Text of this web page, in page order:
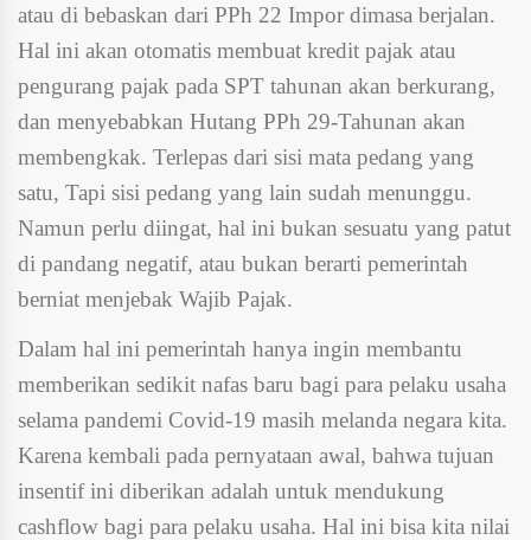
atau di bebaskan dari PPh 22 Impor dimasa berjalan.
Hal ini akan otomatis membuat kredit pajak atau
pengurang pajak pada SPT tahunan akan berkurang,
dan menyebabkan Hutang PPh 29-Tahunan akan
membengkak. Terlepas dari sisi mata pedang yang
satu, Tapi sisi pedang yang lain sudah menunggu.
Namun perlu diingat, hal ini bukan sesuatu yang patut
di pandang negatif, atau bukan berarti pemerintah
berniat menjebak Wajib Pajak.
Dalam hal ini pemerintah hanya ingin membantu
memberikan sedikit nafas baru bagi para pelaku usaha
selama pandemi Covid-19 masih melanda negara kita.
Karena kembali pada pernyataan awal, bahwa tujuan
insentif ini diberikan adalah untuk mendukung
cashflow bagi para pelaku usaha. Hal ini bisa kita nilai